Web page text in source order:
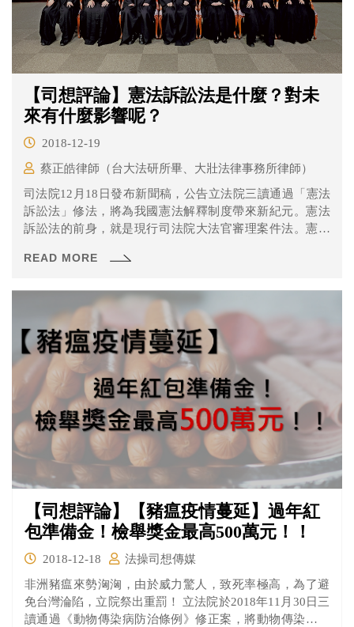
【司想評論】憲法訴訟法是什麼？對未
來有什麼影響呢？
2018-12-19
蔡正皓律師（台大法研所畢、大壯法律事務所律師）
司法院12月18日發布新聞稿，公告立法院三讀通過「憲法
訴訟法」修法，將為我國憲法解釋制度帶來新紀元。憲法
訴訟法的前身，就是現行司法院大法官審理案件法。憲法
設定3年後施行，綜觀其條文，確實對現行釋憲制度有不少
READ MORE
【司想評論】【豬瘟疫情蔓延】過年紅
包準備金！檢舉獎金最高500萬元！！
2018-12-18
法操司想傳媒
非洲豬瘟來勢洶洶，由於威力驚人，致死率極高，為了避
免台灣淪陷，立院祭出重罰！ 立法院於2018年11月30日三
讀通過《動物傳染病防治條例》修正案，將動物傳染病防